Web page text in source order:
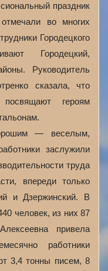
праздник
во многих
Городецкого
Городецкий,
Руководитель
сказала, что
героям
— веселым,
заслужили
труда
впереди только
и Дзержинский. В
человек, из них 87
привела
работники
3,4 тонны писем, 8